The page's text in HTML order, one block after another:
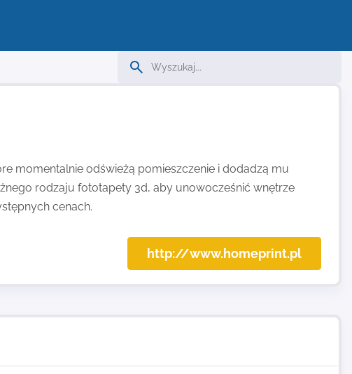
momentalnie odświeżą pomieszczenie i dodadzą mu
rodzaju fototapety 3d, aby unowocześnić wnętrze
cenach.
http://www.homeprint.pl